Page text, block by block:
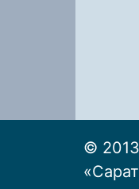
©